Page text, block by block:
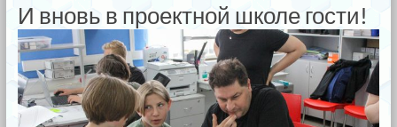
И вновь в проектной школе гости!